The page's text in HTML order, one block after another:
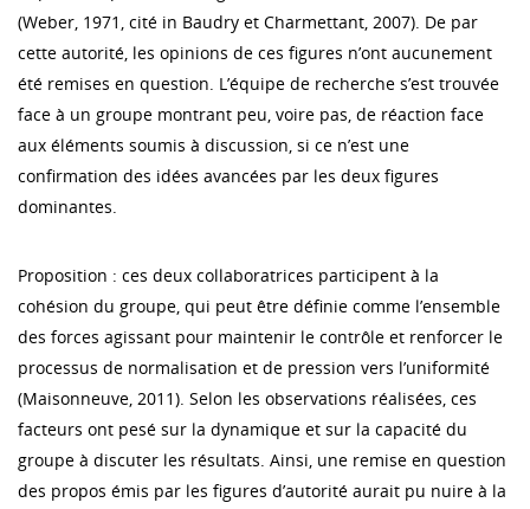
(Weber, 1971, cité in Baudry et Charmettant, 2007). De par
cette autorité, les opinions de ces figures n’ont aucunement
été remises en question. L’équipe de recherche s’est trouvée
face à un groupe montrant peu, voire pas, de réaction face
aux éléments soumis à discussion, si ce n’est une
confirmation des idées avancées par les deux figures
dominantes.
Proposition : ces deux collaboratrices participent à la
cohésion du groupe, qui peut être définie comme l’ensemble
des forces agissant pour maintenir le contrôle et renforcer le
processus de normalisation et de pression vers l’uniformité
(Maisonneuve, 2011). Selon les observations réalisées, ces
facteurs ont pesé sur la dynamique et sur la capacité du
groupe à discuter les résultats. Ainsi, une remise en question
des propos émis par les figures d’autorité aurait pu nuire à la